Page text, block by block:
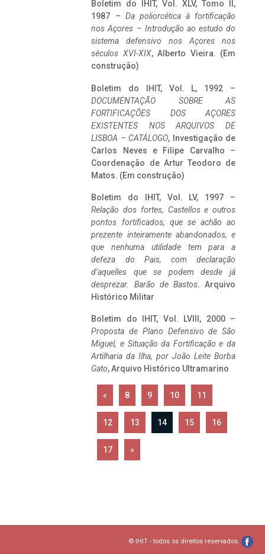
Boletim do IHIT, Vol. XLV, Tomo II,
1987 – Da poliorcética à fortificação
nos Açores – Introdução ao estudo do
sistema defensivo nos Açores nos
séculos XVI-XIX, Alberto Vieira. (Em
construção)
Boletim do IHIT, Vol. L, 1992 –
DOCUMENTAÇÃO SOBRE AS
FORTIFICAÇÕES DOS AÇORES
EXISTENTES NOS ARQUIVOS DE
LISBOA – CATÁLOGO, Investigação de
Carlos Neves e Filipe Carvalho –
Coordenação de Artur Teodoro de
Matos. (Em construção)
Boletim do IHIT, Vol. LV, 1997 –
Relação dos fortes, Castellos e outros
pontos fortificados, que se achão ao
prezente inteiramente abandonados, e
que nenhuma utilidade tem para a
defeza do Pais, com declaração
d’aquelles que se podem desde já
desprezar. Barão de Bastos. Arquivo
Histórico Militar
Boletim do IHIT, Vol. LVIII, 2000 –
Proposta de Plano Defensivo de São
Miguel, e Situação da Fortificação e da
Artilharia da Ilha, por João Leite Borba
Gato, Arquivo Histórico Ultramarino
« 8 9 10 11
12 13 14 15 16
17 »
© IHIT - todos os direitos reservados.